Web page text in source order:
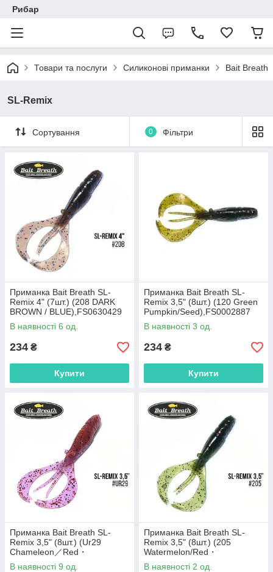
Рибар
Товари та послуги Силиконові приманки Bait Breath
SL-Remix
Сортування 0 Фільтри
Приманка Bait Breath SL-
Remix 4" (7шт.) (208 DARK
BROWN / BLUE),FS0630429
В наявності 6 од.
234 ₴
Купити
Приманка Bait Breath SL-
Remix 3,5" (8шт.) (120 Green
Pumpkin/Seed),FS0002887
В наявності 3 од.
234 ₴
Купити
Приманка Bait Breath SL-
Remix 3,5" (8шт.) (Ur29
Chameleon／Red・
seed),FS0011488
В наявності 9 од.
Приманка Bait Breath SL-
Remix 3,5" (8шт.) (205
Watermelon/Red・
Seed),FS0003839
В наявності 2 од.